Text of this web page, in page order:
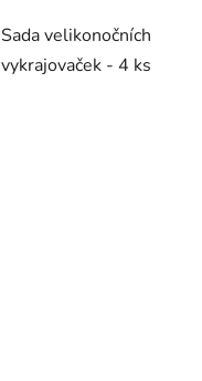
Sada velikonočních
vykrajovaček - 4 ks